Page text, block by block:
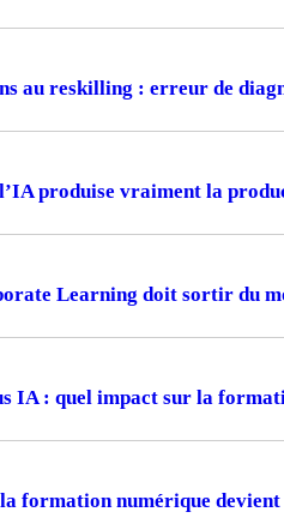
au reskilling : erreur de
l’IA produise vraiment la
Learning doit sortir du
IA : quel impact sur la
formation numérique